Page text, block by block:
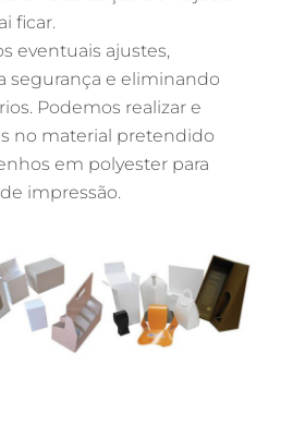
ficar.
eventuais ajustes,
segurança e eliminando
Podemos realizar e
no material pretendido
em polyester para
impressão.